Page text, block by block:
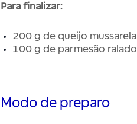
Para finalizar:
200 g de queijo mussarela
100 g de parmesão ralado
Modo de preparo